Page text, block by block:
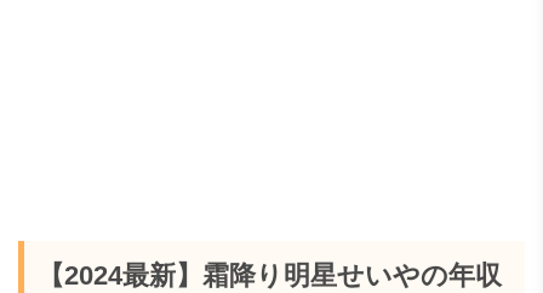
【2024最新】霜降り明星せいやの年収